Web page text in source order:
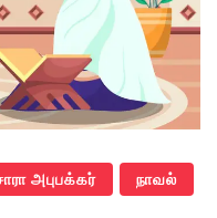
அபுபக்கர் நாவல்